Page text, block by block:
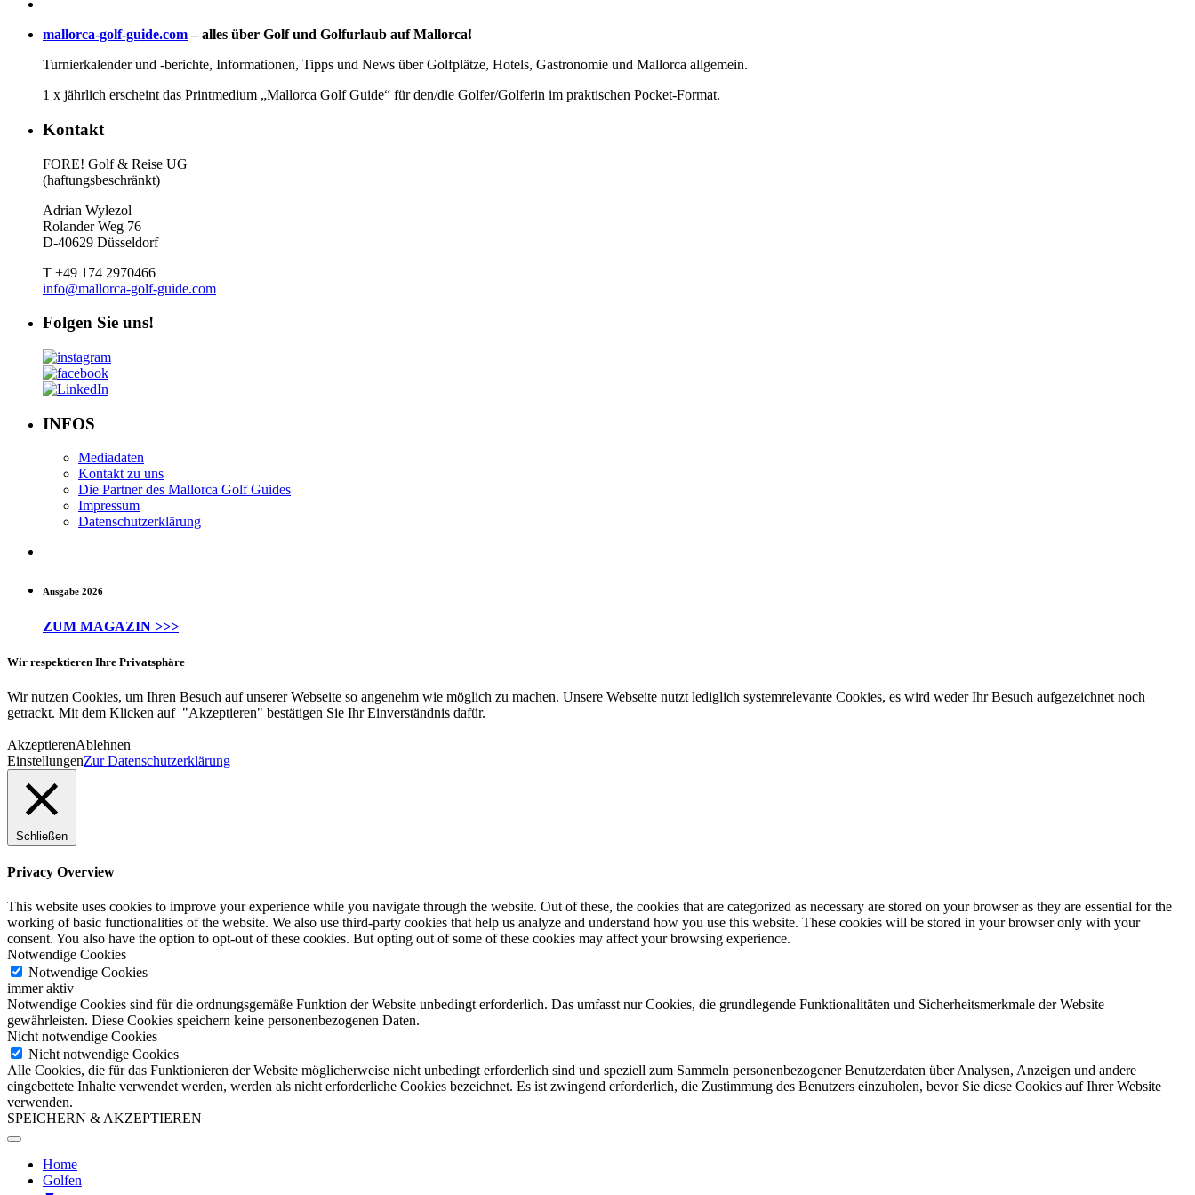
mallorca-golf-guide.com– alles über Golf und Golfurlaub auf Mallorca!
Turnierkalender und -berichte, Informationen, Tipps und News über Golfplätze, Hotels, Gastronomie und Mallorca allgemein.
1 x jährlich erscheint das Printmedium „Mallorca Golf Guide“ für den/die Golfer/Golferin im praktischen Pocket-Format.
Kontakt
FORE! Golf & Reise UG
(haftungsbeschränkt)
Adrian Wylezol
Rolander Weg 76
D-40629 Düsseldorf
T +49 174 2970466
info@mallorca-golf-guide.com
Folgen Sie uns!
INFOS
Mediadaten
Kontakt zu uns
Die Partner des Mallorca Golf Guides
Impressum
Datenschutzerklärung
Ausgabe 2026
ZUM MAGAZIN >>>
Wir respektieren Ihre Privatsphäre
Wir nutzen Cookies, um Ihren Besuch auf unserer Webseite so angenehm wie möglich zu machen. Unsere Webseite nutzt lediglich systemrelevante Cookies, es wird weder Ihr Besuch aufgezeichnet noch
getrackt. Mit dem Klicken auf "Akzeptieren" bestätigen Sie Ihr Einverständnis dafür.
AkzeptierenAblehnen
EinstellungenZur Datenschutzerklärung
Schließen
Privacy Overview
This website uses cookies to improve your experience while you navigate through the website. Out of these, the cookies that are categorized as necessary are stored on your browser as they are essential for the
working of basic functionalities of the website. We also use third-party cookies that help us analyze and understand how you use this website. These cookies will be stored in your browser only with your
consent. You also have the option to opt-out of these cookies. But opting out of some of these cookies may affect your browsing experience.
Notwendige Cookies
Notwendige Cookies
immer aktiv
Notwendige Cookies sind für die ordnungsgemäße Funktion der Website unbedingt erforderlich. Das umfasst nur Cookies, die grundlegende Funktionalitäten und Sicherheitsmerkmale der Website
gewährleisten. Diese Cookies speichern keine personenbezogenen Daten.
Nicht notwendige Cookies
Nicht notwendige Cookies
Alle Cookies, die für das Funktionieren der Website möglicherweise nicht unbedingt erforderlich sind und speziell zum Sammeln personenbezogener Benutzerdaten über Analysen, Anzeigen und andere
eingebettete Inhalte verwendet werden, werden als nicht erforderliche Cookies bezeichnet. Es ist zwingend erforderlich, die Zustimmung des Benutzers einzuholen, bevor Sie diese Cookies auf Ihrer Website
verwenden.
SPEICHERN & AKZEPTIEREN
Home
Golfen